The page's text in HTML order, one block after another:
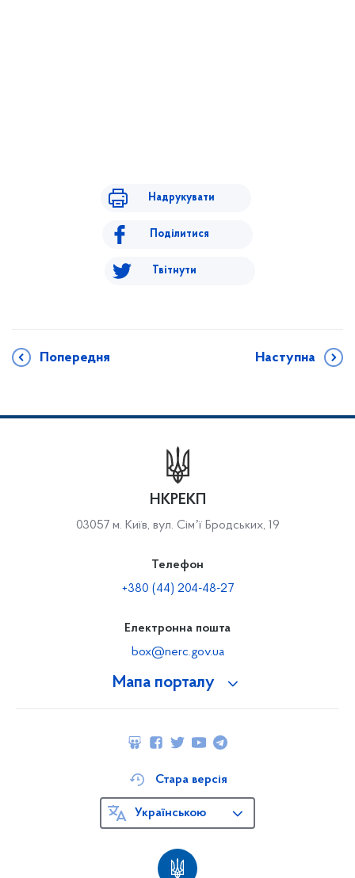
Надрукувати
Поділитися
Твітнути
Попередня Наступна
Мапа порталу
НКРЕКП
03057 м. Київ, вул. Сімʼї Бродських, 19
Телефон
+380 (44) 204-48-27
Електронна пошта
box@nerc.gov.ua
Стара версія
Українською